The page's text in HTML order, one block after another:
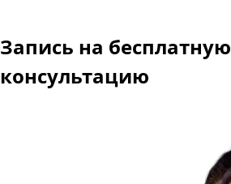
Запись на бесплатную
консультацию